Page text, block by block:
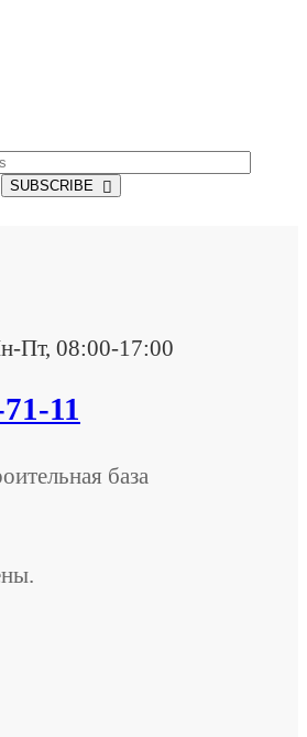
SUBSCRIBE
Пт, 08:00-17:00
11
база